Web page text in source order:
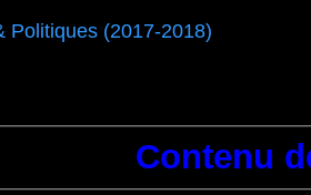
Politiques (2017-2018)
Contenu